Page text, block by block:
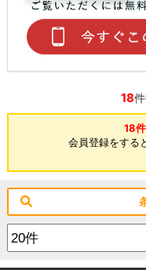
18
18件
会員登録をする